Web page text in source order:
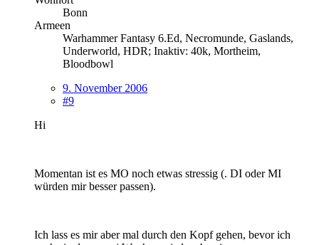
Bonn
Armeen
Warhammer Fantasy 6.Ed, Necromunde, Gaslands,
Underworld, HDR; Inaktiv: 40k, Mortheim,
Bloodbowl
9. November 2006
#9
Hi
Momentan ist es MO noch etwas stressig (. DI oder MI
würden mir besser passen).
Ich lass es mir aber mal durch den Kopf gehen, bevor ich